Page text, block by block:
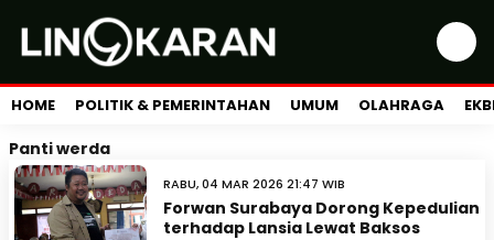
HOME POLITIK & PEMERINTAHAN UMUM OLAHRAGA
Panti werda
RABU, 04 MAR 2026 21:47 WIB
Forwan Surabaya Dorong Kepedulian
terhadap Lansia Lewat Baksos